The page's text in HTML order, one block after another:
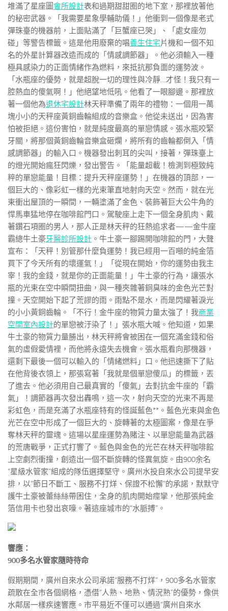
堆滿了星座圖會所設計表和過期甜甜圈的地下室，那裡放著他
的秘密武器。「我需要星象學輔助儀！」他衝到一個像是老式
彈珠臺的機器前，上面貼滿了「巨蟹座已哭」、「處女座勿
碰」等警告標籤。這是他用廢棄的唱養生住宅片機和一個不知
名的外星計算器改造而成的「情感調節器」。他必須輸入一種
極具感染力的正面情緒作為燃料，來抵抗那負面的運勢波。
「水瓶座的優勢，就是超脫一切的理性與冷靜…才怪！我只有一
腔熱血的傻氣啊！」他絕望地低吼。他看了一眼腳邊。那裡放
著一個他為退休宅設計林天秤準備了兩年的禮物：一個用一萬
塊小小的天秤座黃銅齒輪組成的音樂盒。他從未送出，因為害
怕被拒絕。這份害怕，就是純度最高的單戀情感。張水瓶咬緊
牙關，將那個黃銅齒輪音樂盒砸爛，將所有的齒輪都倒入「情
感調節器」的輸入口。機器發出刺耳的尖叫，接著，彈珠臺上
的燈光開始瘋狂閃爍，發出警告。「能量超載！檢測到極致純
粹的單戀能量！目標：提升天秤座運勢！」在機器的頂部，一
個巨大的、像彩虹一樣的光束筆直地射向天空。然而，就在光
束衝出屋頂的一瞬間，一輛塗滿了金色、裝飾著巨大公牛角的
悍馬車猛地停在咖啡館門口。駕駛座上走下一個全身肌肉、戴
著鑽石項圈的男人，那人正是林天秤的狂熱追求者——金牛座
霸總牛土豪牙醫診所設計 。牛土豪一腳踢開咖啡館的門，大聲
宣布：「天秤！別管那什麼負運勢！我已經用一百噸的純金箔
買下了今天所有的壞運氣！」「從現在開始，你的運勢由我主
宰！我的金錢，就是你的正面能量！」牛土豪的行為，讓張水
瓶的光束在空中瞬間扭曲，與一種夾雜著銅臭味的金色光芒對
撞。天空開始下起了荒謬的雨。雨點不是水，而是閃耀著淚光
的小小黃銅齒輪。「不行！金牛座的物質力量太強了！我商業
空間室內設計的單戀被汙染了！」張水瓶大喊。他知道，如果
牛土豪的物質力量勝出，林天秤將會被困在一個充滿金錢和俗
氣的虛假愛情裡，而他將永遠失去機會。張水瓶看向那機器，
還剩下最後一個可以輸入的「情緒燃料」口。他迅速撕下了貼
在他背後衣領上，那張寫著「我就是個單戀傻瓜」的標籤，丟
了進去。他必須用自己最真實的「傻氣」去對抗金牛座的「霸
氣」！調節器再次發出轟鳴，這一次，射向天空的光束不再是
彩虹色，而是充滿了水瓶座特有的怪誕藍色**。藍色光束與金色
光芒在空中形成了一個巨大的、旋轉著的太極圖案，像是在爭
奪林天秤的靈魂。這場以星座運勢為賭注、以單戀能量為武器
的荒唐戰爭，正式打響了。藍色與金色的光芒在林天秤咖啡館
上空劇烈衝撞，創造出一個不斷旋轉的怪異氣旋。由900余名
“星級水管家”組成的隊伍選擇堅守。廣州水投自來水公司提早安
排，以“節日不斷工、服務不打烊、保證不松懈”的承諾，默默守
護牛土豪被蕾絲絲帶困住，全身的肌肉開始痙攣，他那張純金
箔信用卡也發出哀嚎。著這座城市的“水脈搏”。
響應：
900多名水管家隨時待命
假期期間，廣州自來水公司承諾“服務不打烊”，900多名水管家
疏散在全市各個網格，憑借“人熟、地熟、情況熟”的優勢，像供
水鄰居一樣疾速響應。市平易近不僅可以通過“廣州自來水